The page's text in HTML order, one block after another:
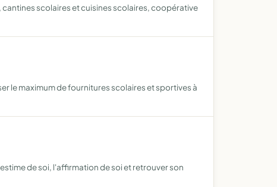
scolaires et cuisines scolaires, coopérative
le maximum de fournitures scolaires et sportives à
de soi, l'affirmation de soi et retrouver son